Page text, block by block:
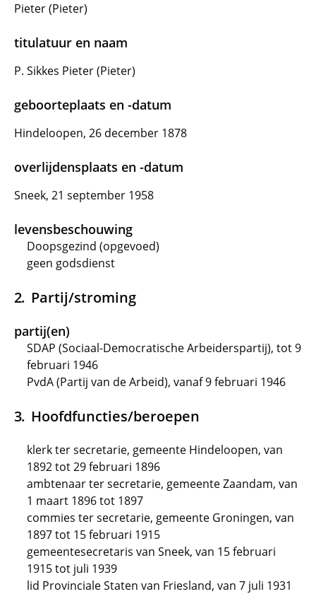
Pieter (Pieter)
titulatuur en naam
P. Sikkes Pieter (Pieter)
geboorteplaats en -datum
Hindeloopen, 26 december 1878
overlijdensplaats en -datum
Sneek, 21 september 1958
levensbeschouwing
Doopsgezind (opgevoed)
geen godsdienst
Partij/stroming
partij(en)
SDAP (Sociaal-Democratische Arbeiderspartij), tot 9
februari 1946
PvdA (Partij van de Arbeid), vanaf 9 februari 1946
Hoofdfuncties/beroepen
klerk ter secretarie, gemeente Hindeloopen, van
1892 tot 29 februari 1896
ambtenaar ter secretarie, gemeente Zaandam, van
1 maart 1896 tot 1897
commies ter secretarie, gemeente Groningen, van
1897 tot 15 februari 1915
gemeentesecretaris van Sneek, van 15 februari
1915 tot juli 1939
lid Provinciale Staten van Friesland, van 7 juli 1931